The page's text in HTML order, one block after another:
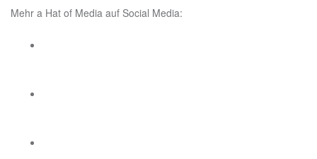
Mehr a Hat of Media auf Social Media: